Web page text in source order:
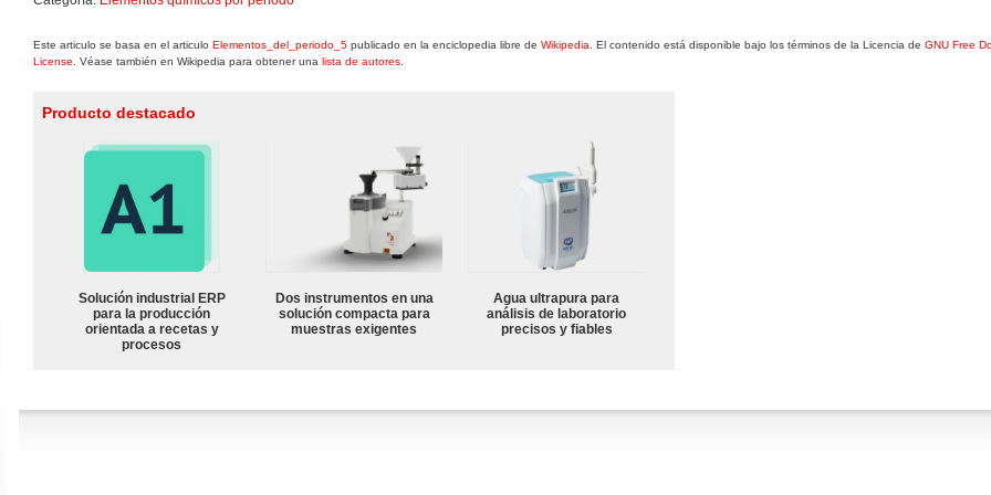
Este articulo se basa en el articulo Elementos_del_periodo_5 publicado en la enciclopedia libre de Wikipedia . El contenido está disponible bajo los términos de la Licencia de GNU Free
License . Véase también en Wikipedia para obtener una lista de autores
Producto destacado
Solución industrial ERP
para la producción
orientada a recetas y
procesos
Dos instrumentos en una
solución compacta para
muestras exigentes
Agua ultrapura para
análisis de laboratorio
precisos y fiables